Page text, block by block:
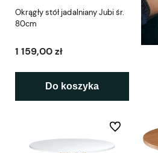
Okrągły stół jadalniany Jubi śr.
80cm
1 159,00 zł
Do koszyka
Do ulubionych